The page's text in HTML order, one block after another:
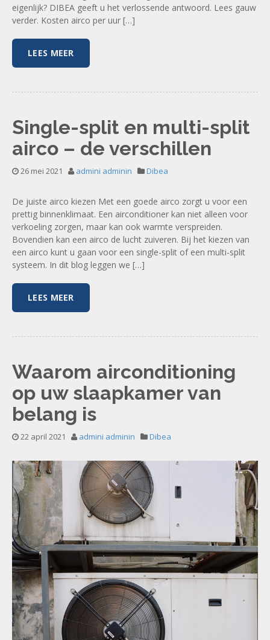
eigenlijk? DIBEA geeft u het verlossende antwoord. Lees gauw
verder. Kosten airco per uur […]
LEES MEER
Single-split en multi-split
airco – de verschillen
26 mei 2021 admini adminin Dibea
De juiste airco kiezen Met een goede airco zorgt u voor een
prettig binnenklimaat. Een airconditioner kan niet alleen voor
verkoeling zorgen, maar kan ook warmte verspreiden.
Bovendien kan een airco de lucht zuiveren. Bij het kiezen van
een airco kunt u gaan voor een single-split of een multi-split
systeem. In dit blog leggen we […]
LEES MEER
Waarom airconditioning
op uw slaapkamer van
belang is
22 april 2021 admini adminin Dibea